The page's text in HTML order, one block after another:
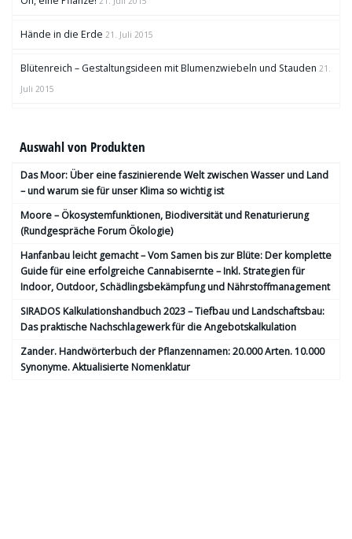
Hände in die Erde 21. Juli 2015
Blütenreich – Gestaltungsideen mit Blumenzwiebeln und Stauden 21.
Juli 2015
Auswahl von Produkten
Das Moor: Über eine faszinierende Welt zwischen Wasser und Land
– und warum sie für unser Klima so wichtig ist
Moore – Ökosystemfunktionen, Bio­diversität und Renaturierung
(Rundgespräche Forum Ökologie)
Hanfanbau leicht gemacht – Vom Samen bis zur Blüte: Der komplette
Guide für eine erfolgreiche Cannabisernte – Inkl. Strategien für
Indoor, Outdoor, Schädlingsbekämpfung und Nährstoffmanagement
SIRADOS Kalkulationshandbuch 2023 – Tiefbau und Landschaftsbau:
Das praktische Nachschlagewerk für die Angebotskalkulation
Zander. Handwörterbuch der Pflanzennamen: 20.000 Arten. 10.000
Synonyme. Aktualisierte Nomenklatur